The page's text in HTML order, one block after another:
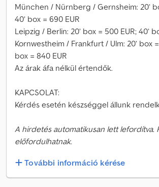
München / Nürnberg / Gernsheim: 20’
40’ box = 690 EUR
Leipzig / Berlin: 20’ box = 500 EUR; 40’
Kornwestheim / Frankfurt / Ulm: 20’ box =
box = 840 EUR
Az árak áfa nélkül értendők.
KAPCSOLAT:
Kérdés esetén készséggel állunk
A hirdetés automatikusan lett lefordítva.
előfordulhatnak.
További információ kérése